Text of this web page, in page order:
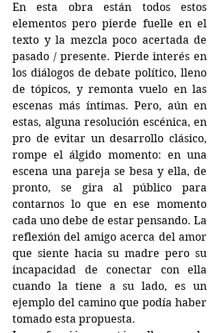
En esta obra están todos estos
elementos pero pierde fuelle en el
texto y la mezcla poco acertada de
pasado / presente. Pierde interés en
los diálogos de debate político, lleno
de tópicos, y remonta vuelo en las
escenas más íntimas. Pero, aún en
estas, alguna resolución escénica, en
pro de evitar un desarrollo clásico,
rompe el álgido momento: en una
escena una pareja se besa y ella, de
pronto, se gira al público para
contarnos lo que en ese momento
cada uno debe de estar pensando. La
reflexión del amigo acerca del amor
que siente hacia su madre pero su
incapacidad de conectar con ella
cuando la tiene a su lado, es un
ejemplo del camino que podía haber
tomado esta propuesta.